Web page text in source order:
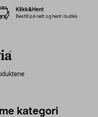
Klikk&Hent
Bestill på nett og hent i butikk
kategori